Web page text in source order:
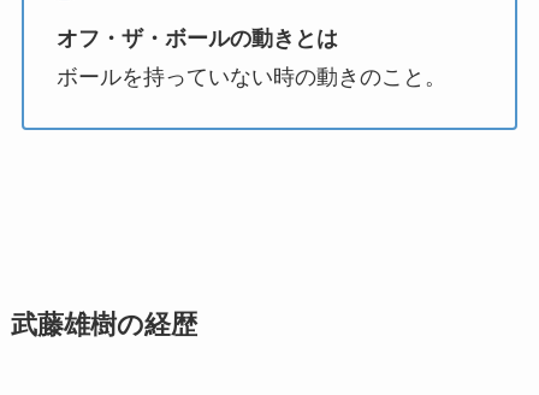
オフ・ザ・ボールの動きとは
ボールを持っていない時の動きのこと。
武藤雄樹の経歴